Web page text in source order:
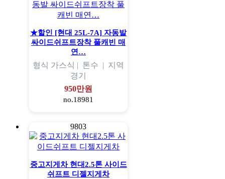
★할인 [현대 25L-7A] 자동발
싸이드쉬프트장착 풀캐빈 매
연…
형식 가스식 | 톤수 | 지역
경기
950만원
no.18981
9803
중고지게차 현대2.5톤 사이드
쉬프트 디젤지게차